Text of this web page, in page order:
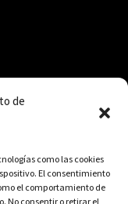
de
como las cookies
El consentimiento
el comportamiento de
No consentir o retirar el